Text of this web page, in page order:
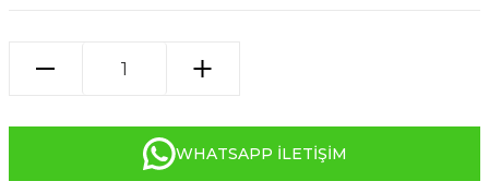
WHATSAPP İLETIŞIM